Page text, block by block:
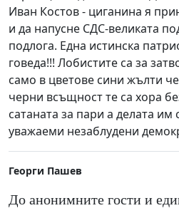
Иван Костов - циганина я
и да напусне СДС-великата
подлога. Една истинска
говеда!!! Лобистите са за
само в цветове сини жълти
черни всъщност те са хора
сатаната за пари а делата им
уважаеми незаблудени
Георги Пашев
До анонимните гости и